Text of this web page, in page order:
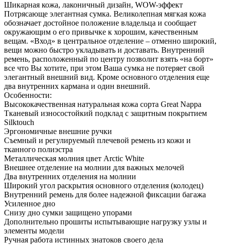
Шикарная кожа, лаконичный дизайн, WOW-эффект
Потрясающе элегантная сумка. Великолепная мягкая кожа
обозначает достойное положение владельца и сообщает
окружающим о его привычке к хорошим, качественным
вещам. «Вход» в центральное отделение – отменно широкий,
вещи можно быстро укладывать и доставать. Внутренний
ремень, расположенный по центру позволит взять «на борт»
все что Вы хотите, при этом Ваша сумка не потеряет свой
элегантный внешний вид. Кроме основного отделения еще
два внутренних кармана и один внешний.
Особенности:
Высококачественная натуральная кожа сорта Great Nappa
Тканевый износостойкий подклад с защитным покрытием
Silktouch
Эргономичные внешние ручки
Съемный и регулируемый плечевой ремень из кожи и
тканного полиэстра
Металлическая молния цвет Arctic White
Внешнее отделение на молнии для важных мелочей
Два внутренних отделения на молнии
Широкий угол раскрытия основного отделения (колодец)
Внутренний ремень для более надежной фиксации багажа
Усиленное дно
Снизу дно сумки защищено упорами
Дополнительно прошиты испытывающие нагрузку узлы и
элементы модели
Ручная работа истинных знатоков своего дела